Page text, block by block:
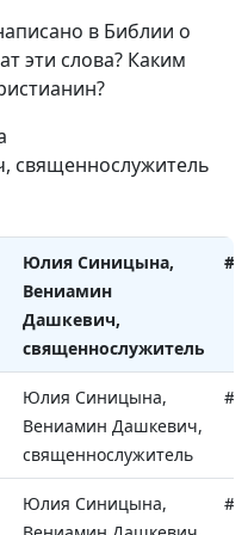
в Библии о
эти слова? Каким
священнослужитель
М.П. Кулакова
Юлия Синицына,
Иван Лобанов,
сотрудник Института
перевода Библии им.
Юлия Синицына,
Вениамин
Дашкевич,
священнослужитель
Юлия Синицына,
Вениамин Дашкевич,
священнослужитель
Юлия Синицына,